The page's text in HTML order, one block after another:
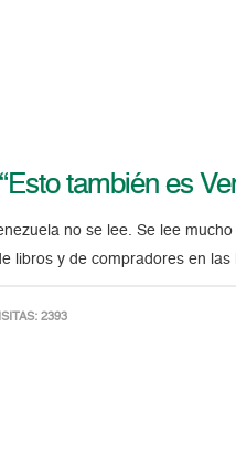
también es
no se lee. Se lee
libros y de compradores en
2393